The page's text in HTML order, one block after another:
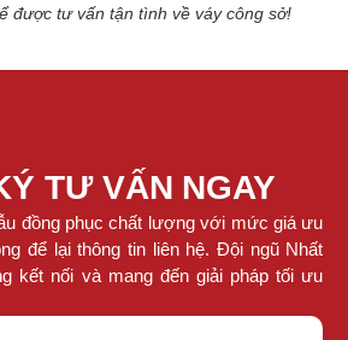
được tư vấn tận tình về váy công sở!
TƯ VẤN NGAY
đồng phục chất lượng với mức giá ưu
để lại thông tin liên hệ. Đội ngũ Nhất
kết nối và mang đến giải pháp tối ưu